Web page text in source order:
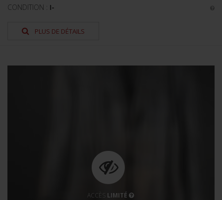
CONDITION : I-
PLUS DE DÉTAILS
ACCÈS LIMITÉ